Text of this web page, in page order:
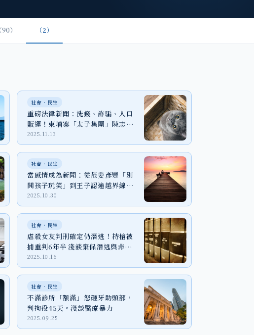
） （2）
社會‧民生
重磅法律新聞：洗錢、詐騙、人口
販運！柬埔寨「太子集團」陳志百
億犯罪帝國如何觸犯台灣法律？
2025.11.13
社會‧民生
當感情成為新聞：從范姜彥豐「別
開孩子玩笑」到王子認逾越界線，
3大法律問題一次說清
2025.10.30
社會‧民生
虐殺女友判刑確定仍潛逃！持槍被
捕重判6年半 淺談棄保潛逃與非法
持槍罪刑
2025.10.16
社會‧民生
不滿診所「額滿」怒砸牙助頭部，
判拘役45天。淺談醫療暴力
2025.09.25